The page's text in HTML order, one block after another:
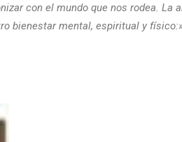
con el mundo que nos rodea. La
bienestar mental, espiritual y físico:»